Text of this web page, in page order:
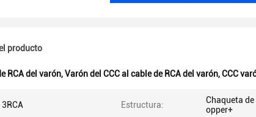
producto
RCA del varón,Varón del CCC al cable de RCA del varón,CCC
Estructura:
Chaqueta
opper+